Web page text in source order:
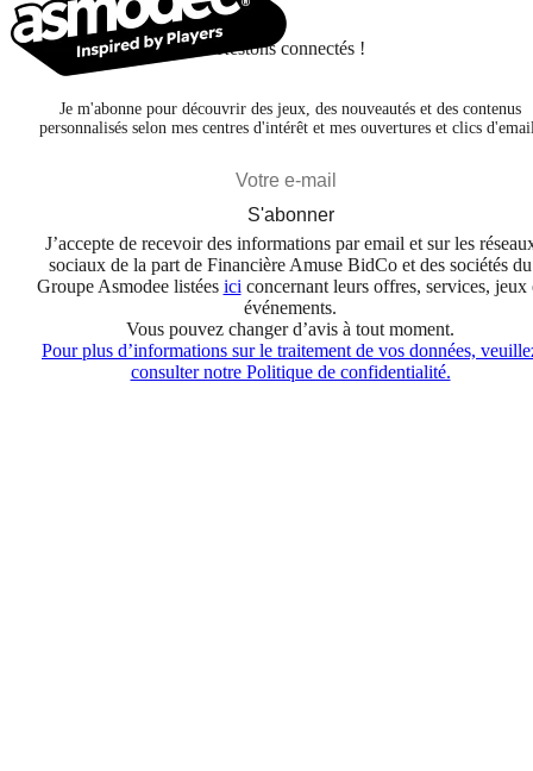
Restons connectés !
Je m'abonne pour découvrir des jeux, des nouveautés et des contenus
personnalisés selon mes centres d'intérêt et mes ouvertures et clics
S'abonner
J’accepte de recevoir des informations par email et sur les
sociaux de la part de Financière Amuse BidCo et des sociétés du
Groupe Asmodee listées ici concernant leurs offres, services, jeux
événements.
Vous pouvez changer d’avis à tout moment.
Pour plus d’informations sur le traitement de vos données,
consulter notre Politique de confidentialité.